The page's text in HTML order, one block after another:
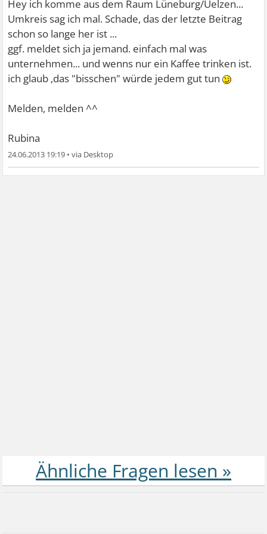
Hey ich komme aus dem Raum Lüneburg/Uelzen...
Umkreis sag ich mal. Schade, das der letzte Beitrag
schon so lange her ist ...
ggf. meldet sich ja jemand. einfach mal was
unternehmen... und wenns nur ein Kaffee trinken ist.
ich glaub ,das "bisschen" würde jedem gut tun
Melden, melden ^^
Rubina
24.06.2013 19:19 •